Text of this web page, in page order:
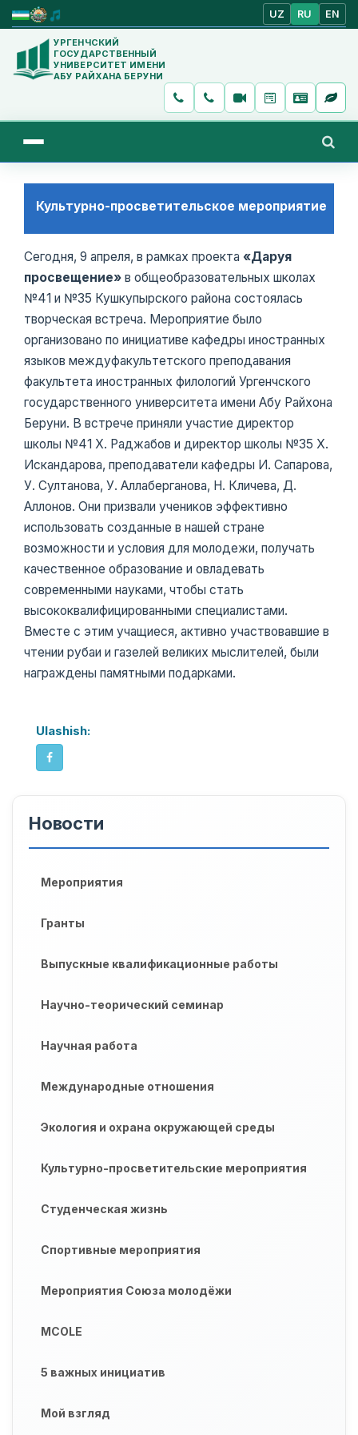
UZ RU EN
УРГЕНЧСКИЙ
ГОСУДАРСТВЕННЫЙ
УНИВЕРСИТЕТ ИМЕНИ
АБУ РАЙХАНА БЕРУНИ
Культурно-просветительское мероприятие
Сегодня, 9 апреля, в рамках проекта «Даруя
просвещение» в общеобразовательных школах
№41 и №35 Кушкупырского района состоялась
творческая встреча. Мероприятие было
организовано по инициативе кафедры иностранных
языков междуфакультетского преподавания
факультета иностранных филологий Ургенчского
государственного университета имени Абу Райхона
Беруни. В встрече приняли участие директор
школы №41 Х. Раджабов и директор школы №35 Х.
Искандарова, преподаватели кафедры И. Сапарова,
У. Султанова, У. Аллаберганова, Н. Кличева, Д.
Аллонов. Они призвали учеников эффективно
использовать созданные в нашей стране
возможности и условия для молодежи, получать
качественное образование и овладевать
современными науками, чтобы стать
высококвалифицированными специалистами.
Вместе с этим учащиеся, активно участвовавшие в
чтении рубаи и газелей великих мыслителей, были
награждены памятными подарками.
Ulashish:
Новости
Мероприятия
Гранты
Выпускные квалификационные работы
Научно-теорический семинар
Научная работа
Международные отношения
Экология и охрана окружающей среды
Культурно-просветительские мероприятия
Студенческая жизнь
Спортивные мероприятия
Мероприятия Союза молодёжи
MCOLE
5 важных инициатив
Мой взгляд